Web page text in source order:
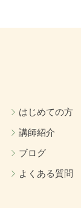
はじめての方
講師紹介
ブログ
よくある質問